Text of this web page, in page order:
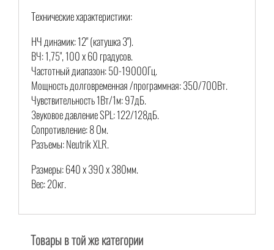
Технические характеристики:
НЧ динамик: 12" (катушка 3").
ВЧ: 1,75", 100 х 60 градусов.
Частотный диапазон: 50-19000Гц.
Мощность долговременная /программная: 350/700Вт.
Чувствительность 1Вт/1м: 97дБ.
Звуковое давление SPL: 122/128дБ.
Сопротивление: 8 Ом.
Разъемы: Neutrik XLR.
Размеры: 640 х 390 х 380мм.
Вес: 20кг.
Товары в той же категории